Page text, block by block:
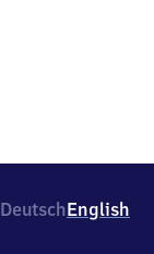
DeutschEnglish